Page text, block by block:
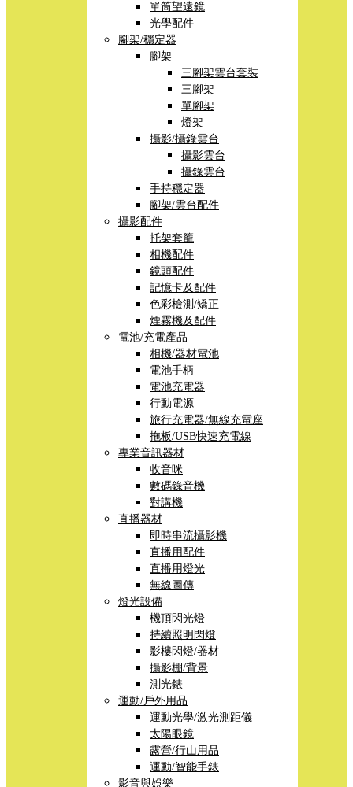
單筒望遠鏡
光學配件
腳架/穩定器
腳架
三腳架雲台套裝
三腳架
單腳架
燈架
攝影/攝錄雲台
攝影雲台
攝錄雲台
手持穩定器
腳架/雲台配件
攝影配件
托架套籠
相機配件
鏡頭配件
記憶卡及配件
色彩檢測/矯正
煙霧機及配件
電池/充電產品
相機/器材電池
電池手柄
電池充電器
行動電源
旅行充電器/無線充電座
拖板/USB快速充電線
專業音訊器材
收音咪
數碼錄音機
對講機
直播器材
即時串流攝影機
直播用配件
直播用燈光
無線圖傳
燈光設備
機頂閃光燈
持續照明閃燈
影樓閃燈/器材
攝影棚/背景
測光錶
運動/戶外用品
運動光學/激光測距儀
太陽眼鏡
露營/行山用品
運動/智能手錶
影音與娛樂